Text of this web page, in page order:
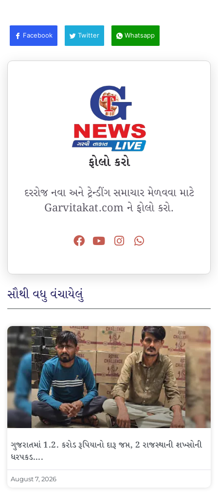
Facebook Twitter Whatsapp
ફોલો કરો
દરરોજ નવા અને ટ્રેન્ડીંગ સમાચાર મેળવવા માટે
Garvitakat.com ને ફોલો કરો.
સૌથી વધુ વંચાયેલું
ગુજરાતમાં 1.2. કરોડ રૂપિયાનો દારૂ જપ્ત, 2 રાજસ્થાની શખ્સોની
ધરપકડ….
August 7, 2026